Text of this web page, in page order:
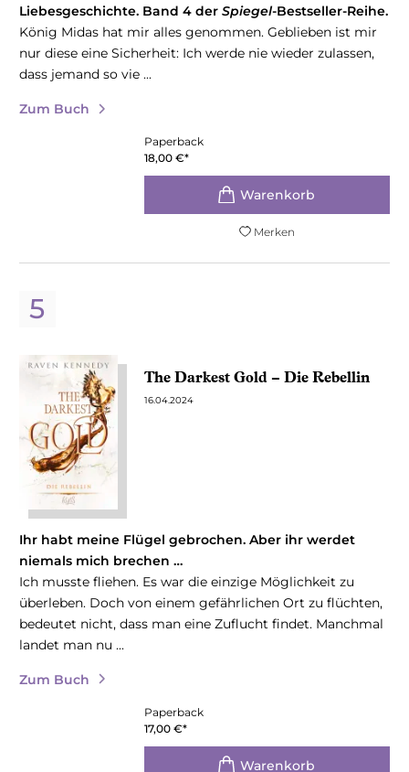
Liebesgeschichte. Band 4 der Spiegel-Bestseller-Reihe.
König Midas hat mir alles genommen. Geblieben ist mir
nur diese eine Sicherheit: Ich werde nie wieder zulassen,
dass jemand so vie ...
Zum Buch
Paperback
18,00 €*
Merken
The Darkest Gold – Die Rebellin
16.04.2024
Ihr habt meine Flügel gebrochen. Aber ihr werdet
niemals mich brechen …
Ich musste fliehen. Es war die einzige Möglichkeit zu
überleben. Doch von einem gefährlichen Ort zu flüchten,
bedeutet nicht, dass man eine Zuflucht findet. Manchmal
landet man nu ...
Zum Buch
Paperback
17,00 €*